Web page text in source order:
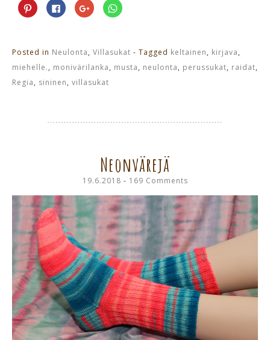
Jaa
Pinterest
palvelussa(Avautuu
Jaa
Facebookissa(Avautuu
uudessa
Jaa
Google+
palvelussa(Avautuu
Jaa
WhatsApp
Posted in Neulonta, Villasukat - Tagged keltainen, kirjava,
miehelle., monivärilanka, musta, neulonta, perussukat, raidat,
Regia, sininen, villasukat
Neonvärejä
19.6.2018 169 Comments